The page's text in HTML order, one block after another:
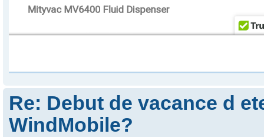
Re: Debut de vacance d
WindMobile?